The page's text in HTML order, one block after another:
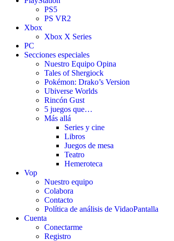
PS5
PS VR2
Xbox
Xbox X Series
PC
Secciones especiales
Nuestro Equipo Opina
Tales of Shergiock
Pokémon: Drako’s Version
Ubiverse Worlds
Rincón Gust
5 juegos que…
Más allá
Series y cine
Libros
Juegos de mesa
Teatro
Hemeroteca
Vop
Nuestro equipo
Colabora
Contacto
Política de análisis de VidaoPantalla
Cuenta
Conectarme
Registro